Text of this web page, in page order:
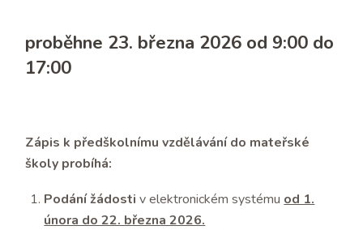
proběhne 23. března 2026 od 9:00 do
17:00
Zápis k předškolnímu vzdělávání do mateřské
školy probíhá:
Podání žádosti v elektronickém systému od 1.
února do 22. března 2026.